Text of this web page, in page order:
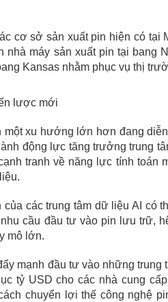
cơ sở sản xuất pin hiện có tại
máy sản xuất pin tại bang
Kansas nhằm phục vụ thị
lược mới
xu hướng lớn hơn đang
động lực tăng trưởng trung
tranh về năng lực tính toán
các trung tâm dữ liệu AI có
cầu đầu tư vào pin lưu trữ,
mô lớn.
mạnh đầu tư vào những trung
tỷ USD cho các nhà cung
chuyển lợi thế công nghệ